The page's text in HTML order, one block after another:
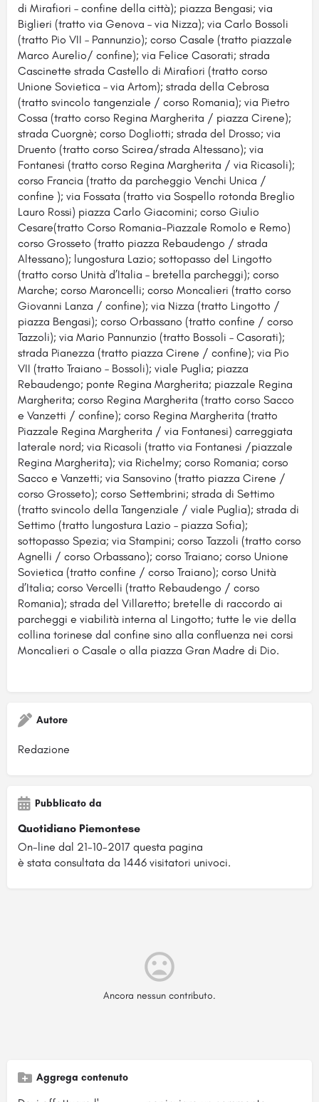
di Mirafiori – confine della città); piazza Bengasi; via
Biglieri (tratto via Genova – via Nizza); via Carlo Bossoli
(tratto Pio VII – Pannunzio); corso Casale (tratto piazzale
Marco Aurelio/ confine); via Felice Casorati; strada
Cascinette strada Castello di Mirafiori (tratto corso
Unione Sovietica – via Artom); strada della Cebrosa
(tratto svincolo tangenziale / corso Romania); via Pietro
Cossa (tratto corso Regina Margherita / piazza Cirene);
strada Cuorgnè; corso Dogliotti; strada del Drosso; via
Druento (tratto corso Scirea/strada Altessano); via
Fontanesi (tratto corso Regina Margherita / via Ricasoli);
corso Francia (tratto da parcheggio Venchi Unica /
confine ); via Fossata (tratto via Sospello rotonda Breglio
Lauro Rossi) piazza Carlo Giacomini; corso Giulio
Cesare(tratto Corso Romania-Piazzale Romolo e Remo)
corso Grosseto (tratto piazza Rebaudengo / strada
Altessano); lungostura Lazio; sottopasso del Lingotto
(tratto corso Unità d’Italia – bretella parcheggi); corso
Marche; corso Maroncelli; corso Moncalieri (tratto corso
Giovanni Lanza / confine); via Nizza (tratto Lingotto /
piazza Bengasi); corso Orbassano (tratto confine / corso
Tazzoli); via Mario Pannunzio (tratto Bossoli – Casorati);
strada Pianezza (tratto piazza Cirene / confine); via Pio
VII (tratto Traiano – Bossoli); viale Puglia; piazza
Rebaudengo; ponte Regina Margherita; piazzale Regina
Margherita; corso Regina Margherita (tratto corso Sacco
e Vanzetti / confine); corso Regina Margherita (tratto
Piazzale Regina Margherita / via Fontanesi) carreggiata
laterale nord; via Ricasoli (tratto via Fontanesi /piazzale
Regina Margherita); via Richelmy; corso Romania; corso
Sacco e Vanzetti; via Sansovino (tratto piazza Cirene /
corso Grosseto); corso Settembrini; strada di Settimo
(tratto svincolo della Tangenziale / viale Puglia); strada di
Settimo (tratto lungostura Lazio – piazza Sofia);
sottopasso Spezia; via Stampini; corso Tazzoli (tratto corso
Agnelli / corso Orbassano); corso Traiano; corso Unione
Sovietica (tratto confine / corso Traiano); corso Unità
d’Italia; corso Vercelli (tratto Rebaudengo / corso
Romania); strada del Villaretto; bretelle di raccordo ai
parcheggi e viabilità interna al Lingotto; tutte le vie della
collina torinese dal confine sino alla confluenza nei corsi
Moncalieri o Casale o alla piazza Gran Madre di Dio.
Autore
Redazione
Pubblicato da
Quotidiano Piemontese
On-line dal 21-10-2017 questa pagina
è stata consultata da 1446 visitatori univoci.
Ancora nessun contributo.
Aggrega contenuto